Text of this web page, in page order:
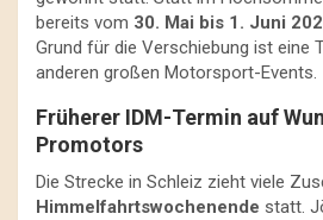
bereits vom 30. Mai bis 1. Juni
Grund für die Verschiebung ist eine
anderen großen Motorsport-Events.
Früherer IDM-Termin auf
Promotors
Die Strecke in Schleiz zieht viele
Himmelfahrtswochenende statt.